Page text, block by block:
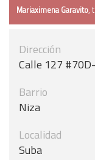
Mariaximena Garavito,
Dirección
Calle 127
Barrio
Niza
Localidad
Suba